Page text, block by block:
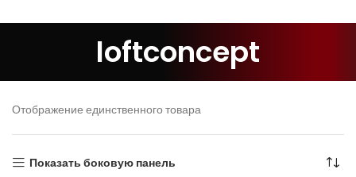
loftconcept
Отображение единственного товара
Показать боковую панель